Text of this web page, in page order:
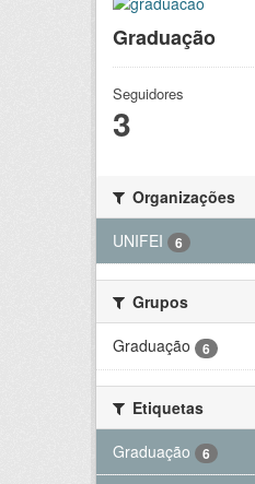
Graduação
Seguidores
3
Organizações
UNIFEI
6
Grupos
Graduação
6
Etiquetas
Graduação
6